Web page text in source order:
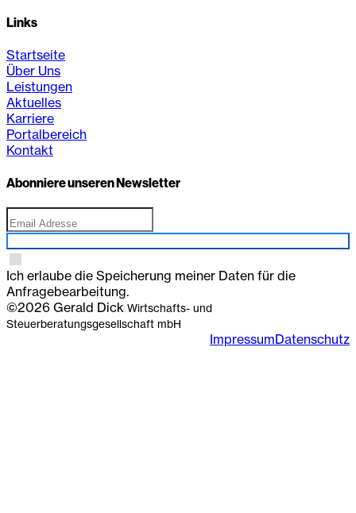
Links
Startseite
Über Uns
Leistungen
Aktuelles
Karriere
Portalbereich
Kontakt
Abonniere unseren Newsletter
Ich erlaube die Speicherung meiner Daten für die
Anfragebearbeitung.
©2026 Gerald Dick Wirtschafts- und
Steuerberatungsgesellschaft mbH
ImpressumDatenschutz